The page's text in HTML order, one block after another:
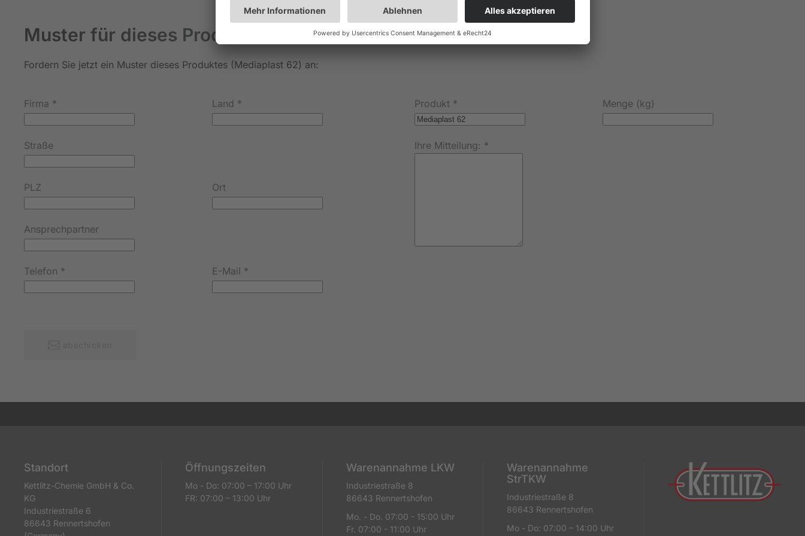
Muster für dieses Produkt anfordern
Fordern Sie jetzt ein Muster dieses Produktes (Mediaplast 62) an:
Firma * Land *
Straße
PLZ Ort
Ansprechpartner
Telefon * E-Mail *
Produkt * Menge (kg)
Ihre Mitteilung: *
Standort
Kettlitz-Chemie GmbH & Co.
KG
Industriestraße 6
86643 Rennertshofen
Öffnungszeiten
Mo - Do: 07:00 – 17:00 Uhr
FR: 07:00 – 13:00 Uhr
Warenannahme LKW
Industriestraße 8
86643 Rennertshofen
Mo. - Do. 07:00 - 15:00 Uhr
Fr. 07:00 - 11:00 Uhr
Warenannahme
StrTKW
Industriestraße 8
86643 Rennertshofen
Mo - Do: 07:00 – 14:00 Uhr